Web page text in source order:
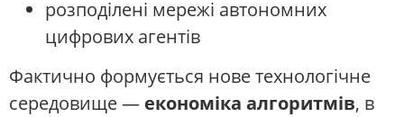
розподілені мережі автономних
цифрових агентів
Фактично формується нове технологічне
середовище — економіка алгоритмів, в